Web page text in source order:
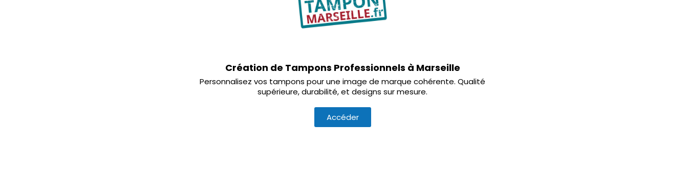
Création de Tampons Professionnels à Marseille
Personnalisez vos tampons pour une image de marque cohérente. Qualité
supérieure, durabilité, et designs sur mesure.
Accéder